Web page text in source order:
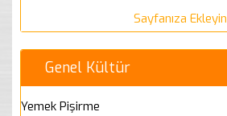
Sayfanıza Ekleyin
Genel Kültür
Yemek Pişirme